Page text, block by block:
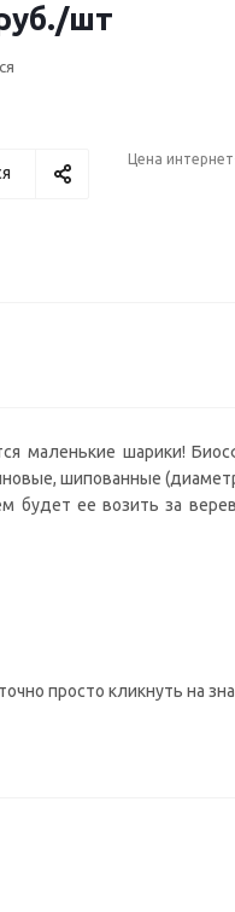
/шт
Цена
маленькие шарики!
шипованные
будет ее возить за
просто кликнуть на